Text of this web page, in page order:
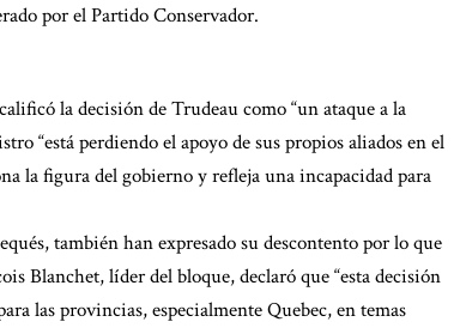
por el Partido Conservador.
la decisión de Trudeau como “un ataque a la
“está perdiendo el apoyo de sus propios aliados en el
la figura del gobierno y refleja una incapacidad para
también han expresado su descontento por lo que
Blanchet, líder del bloque, declaró que “esta decisión
las provincias, especialmente Quebec, en temas